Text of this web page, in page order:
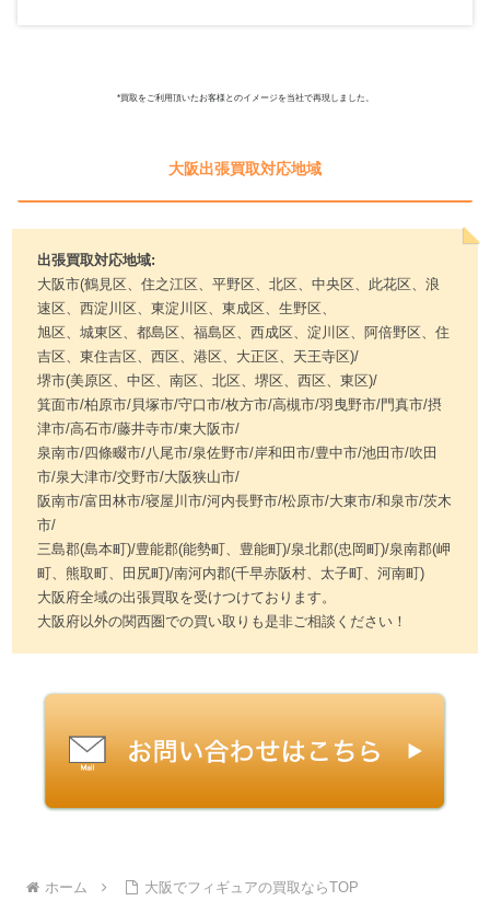
*買取をご利用頂いたお客様とのイメージを当社で再現しました。
大阪出張買取対応地域
出張買取対応地域:
大阪市(鶴見区、住之江区、平野区、北区、中央区、此花区、浪
速区、西淀川区、東淀川区、東成区、生野区、
旭区、城東区、都島区、福島区、西成区、淀川区、阿倍野区、住
吉区、東住吉区、西区、港区、大正区、天王寺区)/
堺市(美原区、中区、南区、北区、堺区、西区、東区)/
箕面市/柏原市/貝塚市/守口市/枚方市/高槻市/羽曳野市/門真市/摂
津市/高石市/藤井寺市/東大阪市/
泉南市/四條畷市/八尾市/泉佐野市/岸和田市/豊中市/池田市/吹田
市/泉大津市/交野市/大阪狭山市/
阪南市/富田林市/寝屋川市/河内長野市/松原市/大東市/和泉市/茨木
市/
三島郡(島本町)/豊能郡(能勢町、豊能町)/泉北郡(忠岡町)/泉南郡(岬
町、熊取町、田尻町)/南河内郡(千早赤阪村、太子町、河南町)
大阪府全域の出張買取を受けつけております。
大阪府以外の関西圏での買い取りも是非ご相談ください！
ホーム 大阪でフィギュアの買取ならTOP